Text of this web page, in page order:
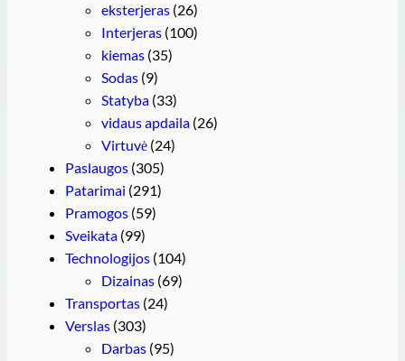
eksterjeras (26)
Interjeras (100)
kiemas (35)
Sodas (9)
Statyba (33)
vidaus apdaila (26)
Virtuvė (24)
Paslaugos (305)
Patarimai (291)
Pramogos (59)
Sveikata (99)
Technologijos (104)
Dizainas (69)
Transportas (24)
Verslas (303)
Darbas (95)